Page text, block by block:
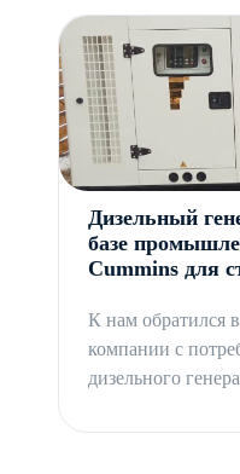
Дизельный
базе
Cummins для
К нам обратился
компании с
дизельного